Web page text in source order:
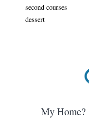
second courses
dessert
My Home?